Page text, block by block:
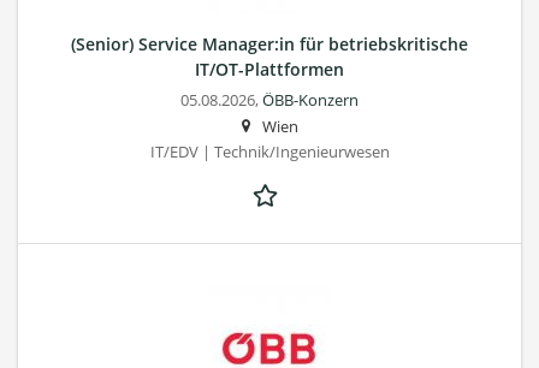
(Senior) Service Manager:in für betriebskritische
IT/OT-Plattformen
05.08.2026,ÖBB-Konzern
Wien
IT/EDV | Technik/Ingenieurwesen